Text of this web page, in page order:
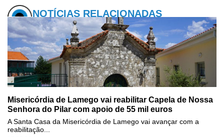
NOTÍCIAS RELACIONADAS
Misericórdia de Lamego vai reabilitar Capela de Nossa
Senhora do Pilar com apoio de 55 mil euros
A Santa Casa da Misericórdia de Lamego vai avançar com a
reabilitação...